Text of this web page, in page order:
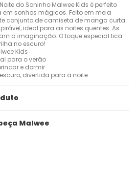
do Soninho Malwee Kids é perfeito
sonhos mágicos. Feito em meia
conjunto de camiseta de manga curta
ideal para as noites quentes. As
a imaginação. O toque especial fica
no escuro!
Kids
para o verão
e dormir
divertida para a noite
Malwee